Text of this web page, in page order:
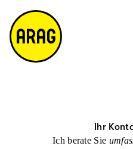
m
a
p
Ihr
Ich berate Sie